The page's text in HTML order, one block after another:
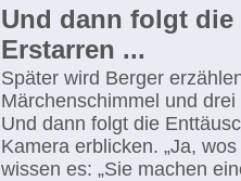
Und dann folgt
Erstarren ...
Später wird Berger
Märchenschimmel und
Und dann folgt die
Kamera erblicken. „Ja,
wissen es: „Sie machen